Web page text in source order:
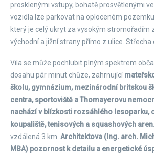
prosklenými vstupy, bohatě prosvětlenými
vozidla lze parkovat na oploceném
který je celý ukryt za vysokým stromořadím
východní a jižní strany přímo z ulice. Střecha
Vila se může pochlubit plným spektrem
dosahu pár minut chůze, zahrnující
školu, gymnázium, mezinárodní britskou
centra, sportoviště a Thomayerovu
nachází v blízkosti rozsáhlého lesoparku,
koupaliště, tenisových a squashových aren.
vzdálená 3 km. Architektova (Ing. arch.
MBA) pozornost k detailu a energetické